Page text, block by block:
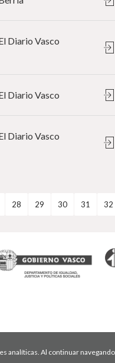
Diario Vasco
Diario Vasco
Diario Vasco
28 29 30 31 32
analíticas. Al continuar